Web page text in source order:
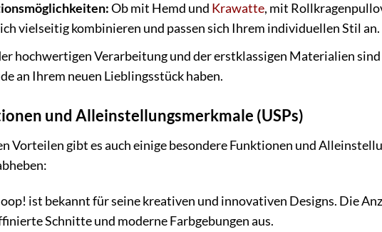
Ob mit Hemd und Krawatte, mit
vielseitig kombinieren und passen sich Ihrem individuellen Stil an.
hochwertigen Verarbeitung und der erstklassigen Materialien
an Ihrem neuen Lieblingsstück haben.
und Alleinstellungsmerkmale (USPs)
Vorteilen gibt es auch einige besondere Funktionen und
ist bekannt für seine kreativen und innovativen Designs. Die
Schnitte und moderne Farbgebungen aus.